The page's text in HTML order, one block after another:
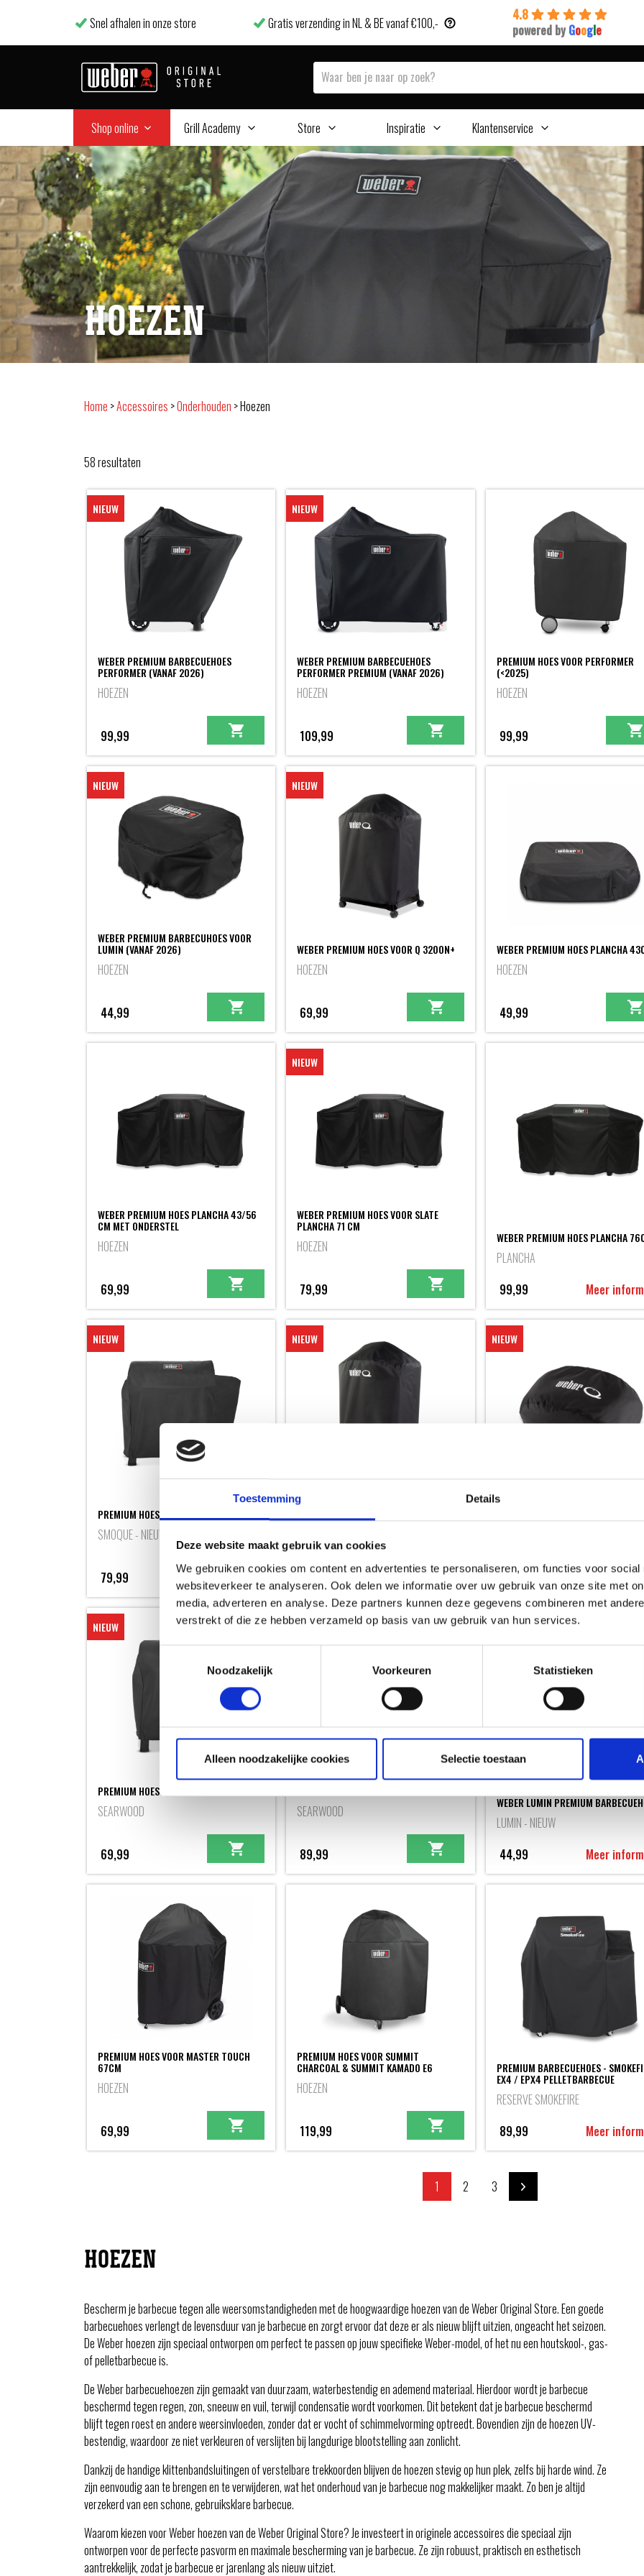
Toestemming Details
Deze website maakt gebruik van cookies
We gebruiken cookies om content en advertenties te personaliseren, om functies voor social
websiteverkeer te analyseren. Ook delen we informatie over uw gebruik van onze site met
media, adverteren en analyse. Deze partners kunnen deze gegevens combineren met
verstrekt of die ze hebben verzameld op basis van uw gebruik van hun services.
Noodzakelijk
Voorkeuren Statistieken
Alleen noodzakelijke cookies Selectie toestaan
Snel afhalen in onze store Gratis verzending in NL & BE vanaf €100,-
4.8
powered by Google
Shop online Grill Academy Store Inspiratie Klantenservice
HOEZEN
Home >Accessoires >Onderhouden >Hoezen
58resultaten
NIEUW
WEBER PREMIUM BARBECUEHOES
PERFORMER (VANAF 2026)
HOEZEN
99,99
NIEUW
WEBER PREMIUM BARBECUEHOES
PERFORMER PREMIUM (VANAF 2026)
HOEZEN
109,99
PREMIUM HOES VOOR PERFORMER
(<2025)
HOEZEN
99,99
NIEUW
WEBER PREMIUM BARBECUHOES VOOR
LUMIN (VANAF 2026)
HOEZEN
44,99
NIEUW
WEBER PREMIUM HOES VOOR Q 3200N+
HOEZEN
69,99
WEBER PREMIUM HOES PLANCHA
HOEZEN
49,99
WEBER PREMIUM HOES PLANCHA 43/56
CM MET ONDERSTEL
HOEZEN
69,99
NIEUW
WEBER PREMIUM HOES VOOR SLATE
PLANCHA 71 CM
HOEZEN
79,99
WEBER PREMIUM HOES PLANCHA
PLANCHA
99,99
Meer
NIEUW
PREMIUM HOES SMOQUE XL
SMOQUE - NIEUW
79,99
NIEUW
Q2100N / Q2200N /Q2800N+ MET
ONDERSTEL
59,99
NIEUW
29,99
NIEUW
PREMIUM HOES SEARWOOD
SEARWOOD
69,99
NIEUW
SEARWOOD
89,99
WEBER LUMIN PREMIUM
LUMIN - NIEUW
44,99
Meer
PREMIUM HOES VOOR MASTER TOUCH
67CM
HOEZEN
69,99
PREMIUM HOES VOOR SUMMIT
CHARCOAL & SUMMIT KAMADO E6
HOEZEN
119,99
PREMIUM BARBECUEHOES -
EX4 / EPX4 PELLETBARBECUE
RESERVE SMOKEFIRE
89,99
Meer
1 2 3
HOEZEN
Bescherm je barbecue tegen alle weersomstandigheden met de hoogwaardige hoezen van de Weber Original Store. Een goede
barbecuehoes verlengt de levensduur van je barbecue en zorgt ervoor dat deze er als nieuw blijft uitzien, ongeacht het seizoen.
De Weber hoezen zijn speciaal ontworpen om perfect te passen op jouw specifieke Weber-model, of het nu een houtskool-, gas-
of pelletbarbecue is.
De Weber barbecuehoezen zijn gemaakt van duurzaam, waterbestendig en ademend materiaal. Hierdoor wordt je barbecue
beschermd tegen regen, zon, sneeuw en vuil, terwijl condensatie wordt voorkomen. Dit betekent dat je barbecue beschermd
blijft tegen roest en andere weersinvloeden, zonder dat er vocht of schimmelvorming optreedt. Bovendien zijn de hoezen UV-
bestendig, waardoor ze niet verkleuren of verslijten bij langdurige blootstelling aan zonlicht.
Dankzij de handige klittenbandsluitingen of verstelbare trekkoorden blijven de hoezen stevig op hun plek, zelfs bij harde wind. Ze
zijn eenvoudig aan te brengen en te verwijderen, wat het onderhoud van je barbecue nog makkelijker maakt. Zo ben je altijd
verzekerd van een schone, gebruiksklare barbecue.
Waarom kiezen voor Weber hoezen van de Weber Original Store? Je investeert in originele accessoires die speciaal zijn
ontworpen voor de perfecte pasvorm en maximale bescherming van je barbecue. Ze zijn robuust, praktisch en esthetisch
aantrekkelijk, zodat je barbecue er jarenlang als nieuw uitziet.